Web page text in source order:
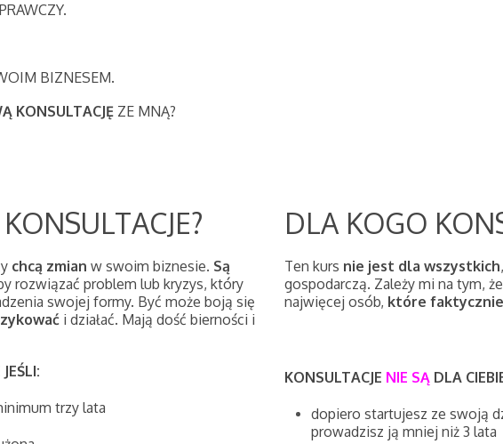
BIZNESEM.
KONSULTACJĘ ZE MNĄ?
chcą zmian w swoim biznesie. Są
rozwiązać problem lub kryzys, który
swojej formy. Być może boją się
i działać. Mają dość bierności i
trzy lata
DLA KOGO
Ten kurs nie jest dla wszystkich
gospodarczą. Zależy mi na tym,
najwięcej osób, które
KONSULTACJE NIE SĄ DLA
dopiero startujesz ze swoją
prowadzisz ją mniej niż 3 lata